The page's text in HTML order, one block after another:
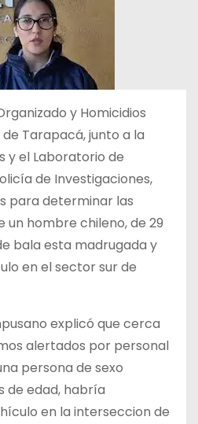
y Homicidios
Tarapacá, junto a la
y el Laboratorio de
de Investigaciones,
para determinar las
un hombre chileno, de 29
bala esta madrugada y
en el sector sur de
explicó que cerca
alertados por personal
persona de sexo
de edad, habría
en la interseccion de